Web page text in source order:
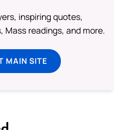
inspiring quotes,
readings, and more.
MAIN SITE